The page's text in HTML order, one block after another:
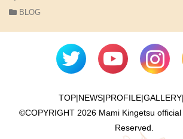
BLOG
TOP|NEWS|PROFILE|GALLERY|
©COPYRIGHT 2026 Mami Kingetsu
Reserved.